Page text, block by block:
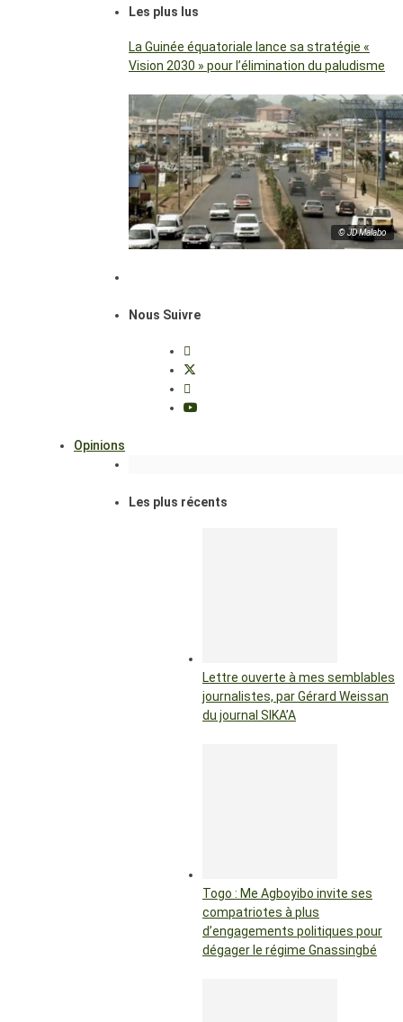
Les plus lus
La Guinée équatoriale lance sa stratégie «
Vision 2030 » pour l’élimination du paludisme
© JD Malabo
Nous Suivre
Opinions
Les plus récents
Lettre ouverte à mes semblables
journalistes, par Gérard Weissan
du journal SIKA’A
Togo : Me Agboyibo invite ses
compatriotes à plus
d’engagements politiques pour
dégager le régime Gnassingbé